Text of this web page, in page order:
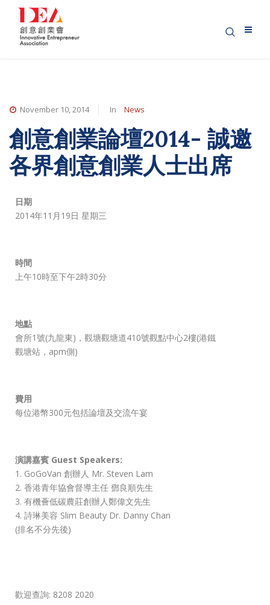
November 10, 2014 In News
創意創業論壇2014- 誠邀
各界創意創業人士出席
日期
2014年11月19日 星期三
時間
上午10時至下午2時30分
地點
會所1號(九龍東)，觀塘觀塘道410號觀點中心2樓(港鐵
觀塘站，apm側)
費用
每位港幣300元包括論壇及交流午宴
演講嘉賓 Guest Speakers:
1. GoGoVan 創辦人 Mr. Steven Lam
2. 香港青年協會督導主任 鄧良順先生
3. 有機薈低碳農莊創辦人鄭偉文先生
4. 詩琳美容 Slim Beauty Dr. Danny Chan
(排名不分先後)
歡迎查詢: 8208 2020